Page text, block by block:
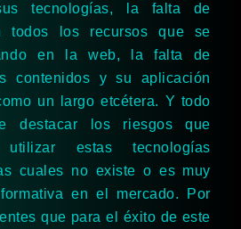
tecnologías, la falta de
todos los recursos que se
en la web, la falta de
contenidos y su aplicación
un largo etcétera. Y todo
destacar los riesgos que
estas tecnologías
cuales no existe o es muy
en el mercado. Por
que para el éxito de este